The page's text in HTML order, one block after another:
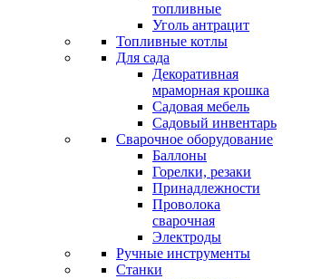
топливные
Уголь антрацит
Топливные котлы
Для сада
Декоративная
мраморная крошка
Садовая мебель
Садовый инвентарь
Сварочное оборудование
Баллоны
Горелки, резаки
Принадлежности
Проволока
сварочная
Электроды
Ручные инструменты
Станки